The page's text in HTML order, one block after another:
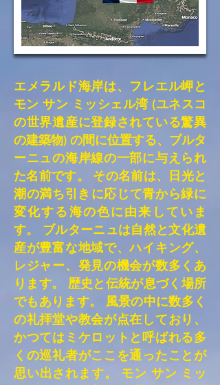
エメラルド海岸は、フレエル岬と
モン サン ミッシェル湾 (ユネスコ
の世界遺産に登録されている驚異
の建築物) の間に位置する、ブルタ
ーニュの海岸線の一部に与えられ
た名前です。 その名前は、日光と
潮の満ち引き​​に応じて青から緑に
変化する海の色に由来していま
す。 ブルターニュは自然と文化遺
産が豊富な地域で、ハイキング、
レジャー、発見の機会が数多くあ
ります。 歴史と伝統が息づく場所
でもあります。 風景の中に数多く
の礼拝堂や教会が点在しており、
かつてはミケロットと呼ばれる多
くの巡礼者がここを通ったことが
思い出されます。 モン サン ミッ